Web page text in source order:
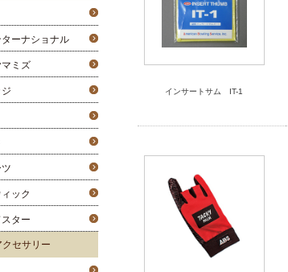
ーナショナル
ミズ
ック
ター
セサリー
インサートサム IT-1